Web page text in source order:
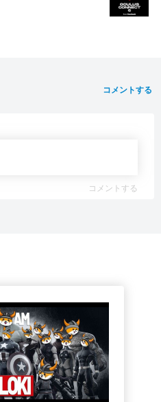
コメントする
コメントする